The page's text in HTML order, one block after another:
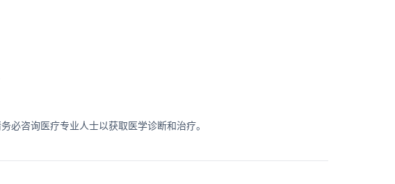
咨询医疗专业人士以获取医学诊断和治疗。